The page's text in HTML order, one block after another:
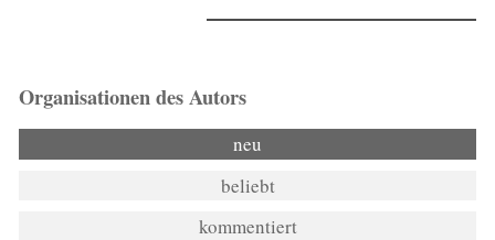
Organisationen des Autors
neu
beliebt
kommentiert